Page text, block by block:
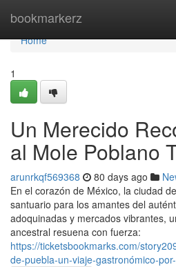
bookmarkerz
Home
Home
1
Un Merecido
al Mole Poblano
arunrkqf569368 80 days ago
En el corazón de México, la ciudad
santuario para los amantes del
adoquinadas y mercados vibrantes,
ancestral resuena con fuerza:
https://ticketsbookmarks.com/
de-puebla-un-viaje-gastronómico-